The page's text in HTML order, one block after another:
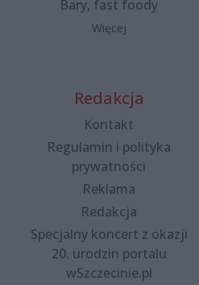
Bary, fast foody
Więcej
Redakcja
Kontakt
Regulamin i polityka
prywatności
Reklama
Redakcja
Specjalny koncert z okazji
20. urodzin portalu
wSzczecinie.pl